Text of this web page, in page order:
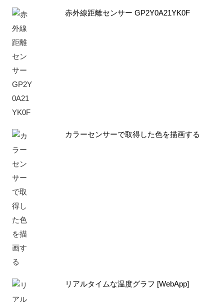
赤外線距離センサー GP2Y0A21YK0F
カラーセンサーで取得した色を描画する
リアルタイムな温度グラフ [WebApp]